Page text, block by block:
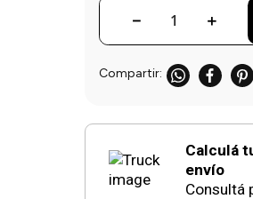
＋
－
Calculá
envío
Consultá